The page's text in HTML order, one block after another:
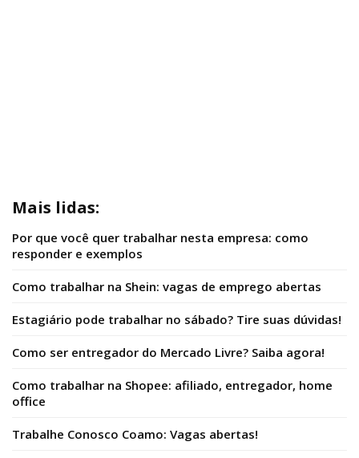
Mais lidas:
Por que você quer trabalhar nesta empresa: como
responder e exemplos
Como trabalhar na Shein: vagas de emprego abertas
Estagiário pode trabalhar no sábado? Tire suas dúvidas!
Como ser entregador do Mercado Livre? Saiba agora!
Como trabalhar na Shopee: afiliado, entregador, home
office
Trabalhe Conosco Coamo: Vagas abertas!